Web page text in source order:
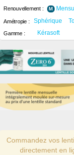
Renouvellement : M
Amétropie : Sphérique
Gamme : Kérasoft
Commandez vos
directement en